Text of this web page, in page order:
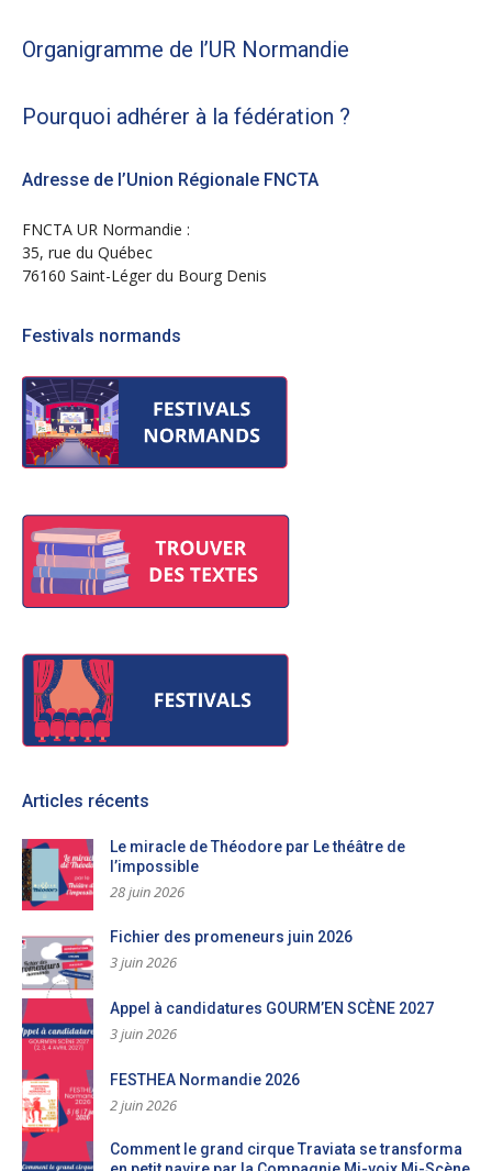
Organigramme de l’UR Normandie
Pourquoi adhérer à la fédération ?
Adresse de l’Union Régionale FNCTA
FNCTA UR Normandie :
35, rue du Québec
76160 Saint-Léger du Bourg Denis
Festivals normands
Articles récents
Le miracle de Théodore par Le théâtre de
l’impossible
28 juin 2026
Fichier des promeneurs juin 2026
3 juin 2026
Appel à candidatures GOURM’EN SCÈNE 2027
3 juin 2026
FESTHEA Normandie 2026
2 juin 2026
Comment le grand cirque Traviata se transforma